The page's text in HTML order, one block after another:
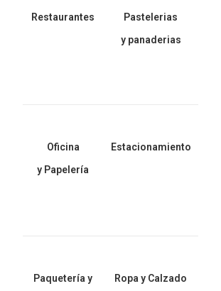
Restaurantes
Pastelerias
y panaderias
Oficina
y Papelería
Estacionamiento
Paquetería y
Ropa y Calzado